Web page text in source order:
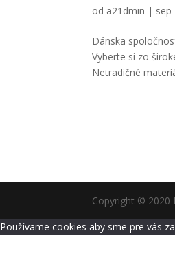
od a21dmin | sep
Dánska
Vyberte si zo
Netradičné
Copyright © 2020
Používame cookies aby sme pre vás